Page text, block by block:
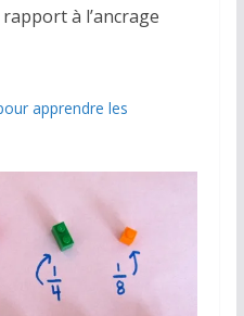
à l’ancrage
apprendre les